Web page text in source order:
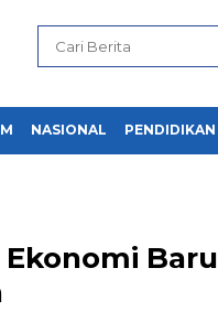
NASIONAL PENDIDIKAN
Ekonomi Baru